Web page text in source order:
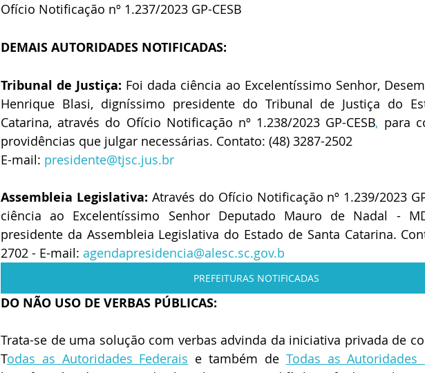
Ofício Notificação nº 1.237/2023 GP-CESB
DEMAIS AUTORIDADES NOTIFICADAS:
Tribunal de Justiça: Foi dada ciência ao Excelentíssimo Senhor,
Henrique Blasi, digníssimo presidente do Tribunal de Justiça do
Catarina, através do Ofício Notificação nº 1.238/2023 GP-CESB, para
providências que julgar necessárias. Contato: (48) 3287-2502
E-mail: presidente@tjsc.jus.br
Assembleia Legislativa: Através do Ofício Notificação nº 1.239/2023
ciência ao Excelentíssimo Senhor Deputado Mauro de Nadal -
presidente da Assembleia Legislativa do Estado de Santa Catarina.
2702 - E-mail: agendapresidencia@alesc.sc.gov.b
PREFEITURAS NOTIFICADAS
DO NÃO USO DE VERBAS PÚBLICAS:
Trata-se de uma solução com verbas advinda da iniciativa privada de
Todas as Autoridades Federais e também de Todas as Autoridades